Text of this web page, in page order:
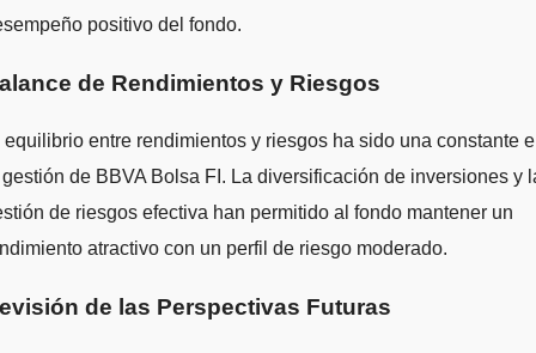
positivo del fondo.
de Rendimientos y Riesgos
equilibrio entre rendimientos y riesgos ha sido una constante
de BBVA Bolsa FI. La diversificación de inversiones y
de riesgos efectiva han permitido al fondo mantener un
atractivo con un perfil de riesgo moderado.
de las Perspectivas Futuras